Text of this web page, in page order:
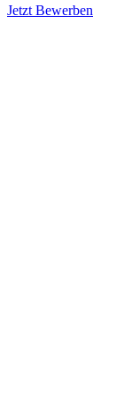
Jetzt Bewerben